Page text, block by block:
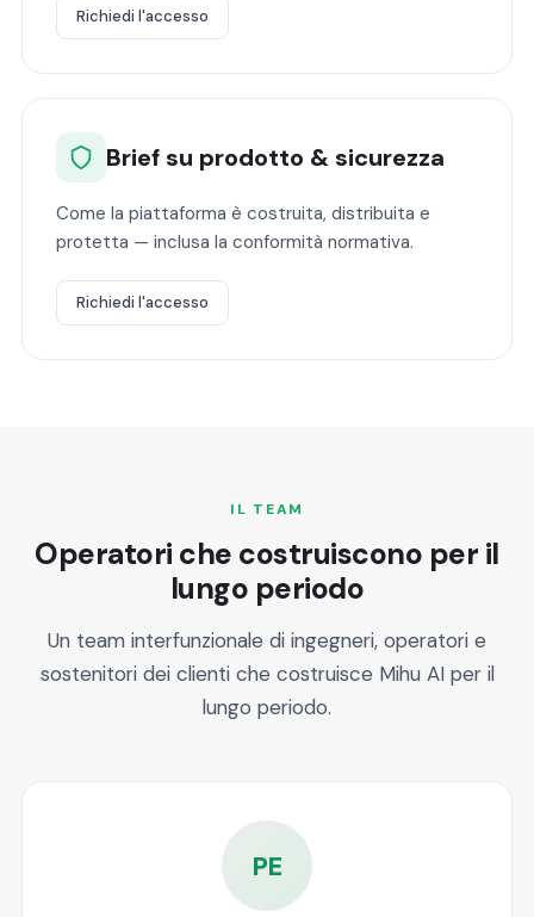
Richiedi l'accesso
Brief su prodotto & sicurezza
Come la piattaforma è costruita, distribuita e
protetta — inclusa la conformità normativa.
Richiedi l'accesso
IL TEAM
Operatori che costruiscono per il
lungo periodo
Un team interfunzionale di ingegneri, operatori e
sostenitori dei clienti che costruisce Mihu AI per il
lungo periodo.
PE